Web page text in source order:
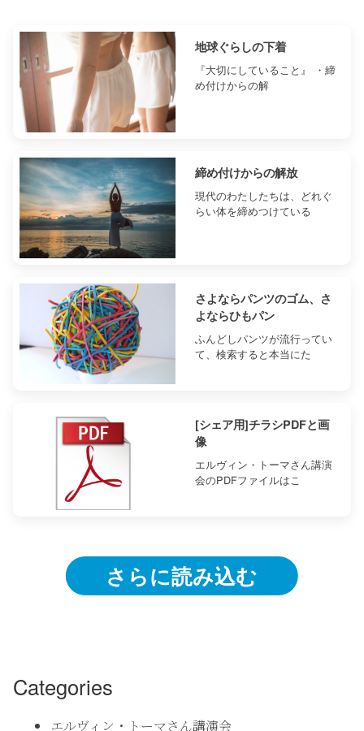
地球ぐらしの下着
『大切にしていること』 ・締
め付けからの解
締め付けからの解放
現代のわたしたちは、どれぐ
らい体を締めつけている
さよならパンツのゴム、さ
よならひもパン
ふんどしパンツが流行ってい
て、検索すると本当にた
[シェア用]チラシPDFと画
像
エルヴィン・トーマさん講演
会のPDFファイルはこ
さらに読み込む
Categories
エルヴィン・トーマさん講演会